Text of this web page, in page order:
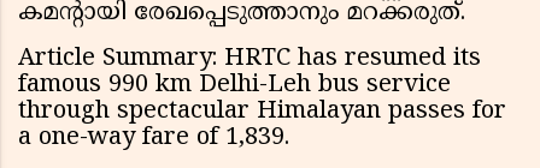
കമന്റായി രേഖപ്പെടുത്താനും മറക്കരുത്.
Article Summary: HRTC has resumed its
famous 990 km Delhi-Leh bus service
through spectacular Himalayan passes for
a one-way fare of ₹1,839.